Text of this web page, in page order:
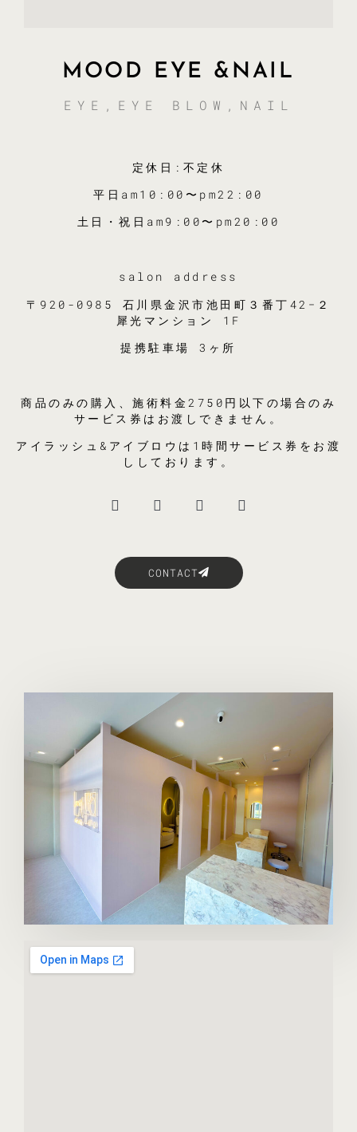
MOOD EYE &NAIL
EYE,EYE BLOW,NAIL
定休日:不定休
平日am10:00〜pm22:00
土日・祝日am9:00〜pm20:00
salon address
〒920-0985 石川県金沢市池田町３番丁42−２
犀光マンション 1F
提携駐車場 3ヶ所
商品のみの購入、施術料金2750円以下の場合のみ
サービス券はお渡しできません。
アイラッシュ&アイブロウは1時間サービス券をお渡
ししております。
CONTACT